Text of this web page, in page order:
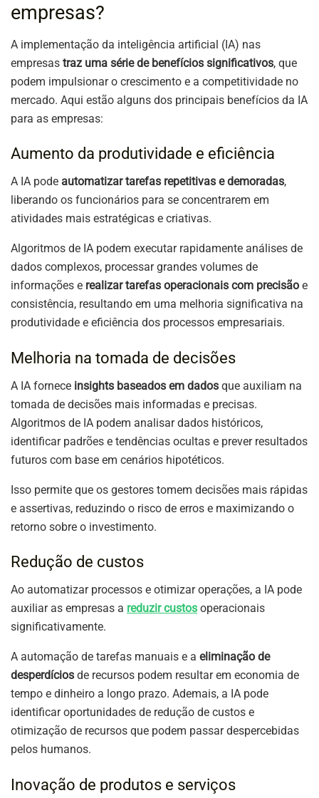
empresas?
A implementação da inteligência artificial (IA) nas
empresas traz uma série de benefícios significativos, que
podem impulsionar o crescimento e a competitividade no
mercado. Aqui estão alguns dos principais benefícios da IA
para as empresas:
Aumento da produtividade e eficiência
A IA pode automatizar tarefas repetitivas e demoradas,
liberando os funcionários para se concentrarem em
atividades mais estratégicas e criativas.
Algoritmos de IA podem executar rapidamente análises de
dados complexos, processar grandes volumes de
informações e realizar tarefas operacionais com precisão e
consistência, resultando em uma melhoria significativa na
produtividade e eficiência dos processos empresariais.
Melhoria na tomada de decisões
A IA fornece insights baseados em dados que auxiliam na
tomada de decisões mais informadas e precisas.
Algoritmos de IA podem analisar dados históricos,
identificar padrões e tendências ocultas e prever resultados
futuros com base em cenários hipotéticos.
Isso permite que os gestores tomem decisões mais rápidas
e assertivas, reduzindo o risco de erros e maximizando o
retorno sobre o investimento.
Redução de custos
Ao automatizar processos e otimizar operações, a IA pode
auxiliar as empresas a reduzir custos operacionais
significativamente.
A automação de tarefas manuais e a eliminação de
desperdícios de recursos podem resultar em economia de
tempo e dinheiro a longo prazo. Ademais, a IA pode
identificar oportunidades de redução de custos e
otimização de recursos que podem passar despercebidas
pelos humanos.
Inovação de produtos e serviços